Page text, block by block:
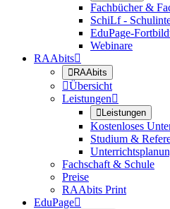
Fachbücher &
SchiLf -
EduPage-
Webinare
RAAbits
RAAbits
Übersicht
Leistungen
Leistungen
Kostenloses
Studium &
Fachschaft & Schule
Preise
RAAbits Print
EduPage